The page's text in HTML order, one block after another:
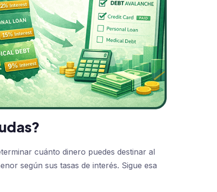
cuánto dinero puedes destinar al
según sus tasas de interés. Sigue esa